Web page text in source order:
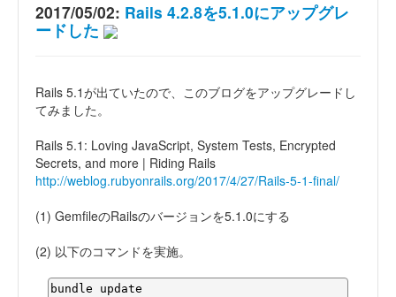
2017/05/02: Rails 4.2.8を5.1.0にアップグレ
ードした
Rails 5.1が出ていたので、このブログをアップグレードし
てみました。
Rails 5.1: Loving JavaScript, System Tests, Encrypted
Secrets, and more | Riding Rails
http://weblog.rubyonrails.org/2017/4/27/Rails-5-1-final/
(1) GemfileのRailsのバージョンを5.1.0にする
(2) 以下のコマンドを実施。
bundle update